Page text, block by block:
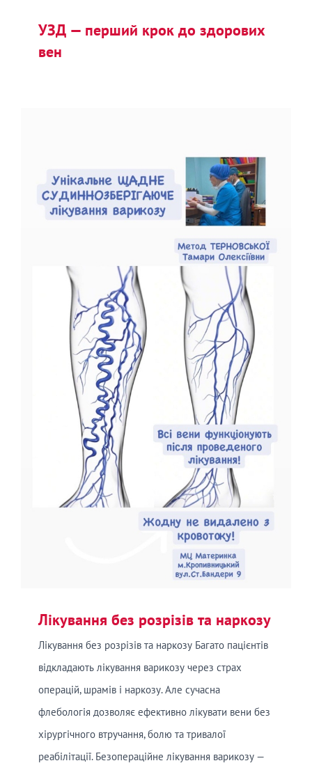
УЗД — перший крок до здорових
вен
Лікування без розрізів та наркозу
Лікування без розрізів та наркозу Багато пацієнтів
відкладають лікування варикозу через страх
операцій, шрамів і наркозу. Але сучасна
флебологія дозволяє ефективно лікувати вени без
хірургічного втручання, болю та тривалої
реабілітації. Безопераційне лікування варикозу —